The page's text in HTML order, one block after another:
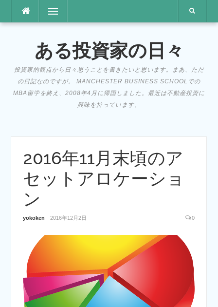
メニュー
ある投資家の日々
投資家的観点から日々思うことを書きたいと思います。まあ、ただ
の日記なのですが。 MANCHESTER BUSINESS SCHOOLでの
MBA留学を終え、2008年4月に帰国しました。最近は不動産投資に
興味を持っています。
2016年11月末頃のア
セットアロケーショ
ン
yokoken 2016年12月2日 0